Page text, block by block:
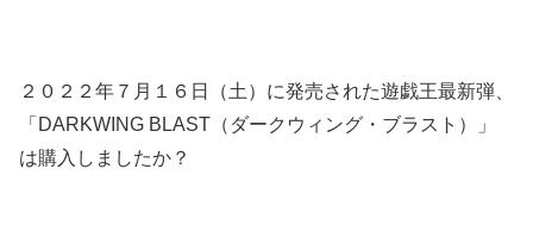
２０２２年７月１６日（土）に発売された遊戯王最新弾、
「DARKWING BLAST（ダークウィング・ブラスト）」
は購入しましたか？